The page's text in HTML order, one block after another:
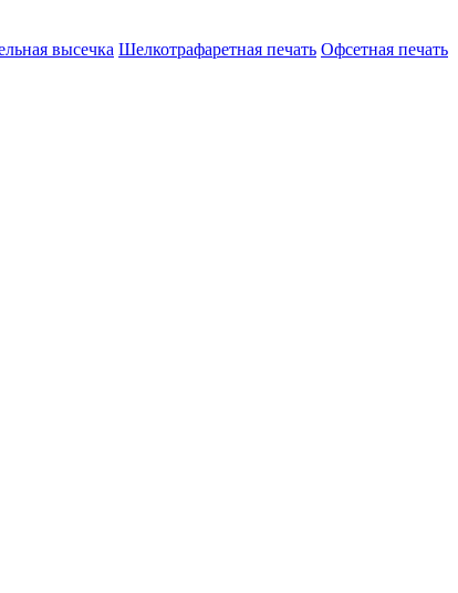
высечка Шелкотрафаретная печать Офсетная печать